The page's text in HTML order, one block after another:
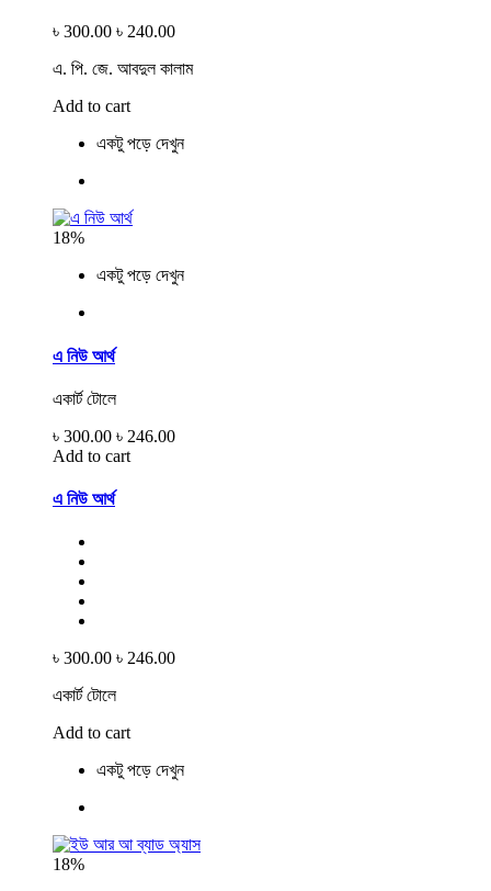
৳ 300.00 ৳ 240.00
এ. পি. জে. আবদুল কালাম
Add to cart
একটু পড়ে দেখুন
18%
একটু পড়ে দেখুন
এ নিউ আর্থ
একার্ট টোলে
৳ 300.00 ৳ 246.00
Add to cart
এ নিউ আর্থ
৳ 300.00 ৳ 246.00
একার্ট টোলে
Add to cart
একটু পড়ে দেখুন
18%